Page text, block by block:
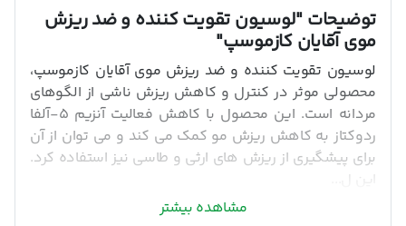
توضیحات"لوسیون تقویت کننده و ضد ریزش
موی آقایان کازموسپ"
لوسیون تقویت کننده و ضد ریزش موی آقایان کازموسپ،
محصولی موثر در کنترل و کاهش ریزش ناشی از الگوهای
مردانه است. این محصول با کاهش فعالیت آنزیم 5-آلفا
ردوکتاز به کاهش ریزش مو کمک می کند و می توان از آن
برای پیشگیری از ریزش های ارثی و طاسی نیز استفاده کرد.
این ل...
مشاهده بیشتر